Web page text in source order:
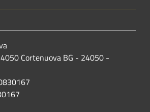
Cortenuova BG - 24050 -